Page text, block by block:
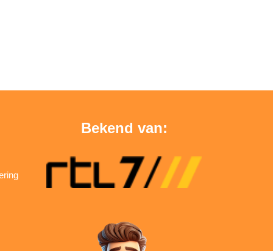
Bekend van: